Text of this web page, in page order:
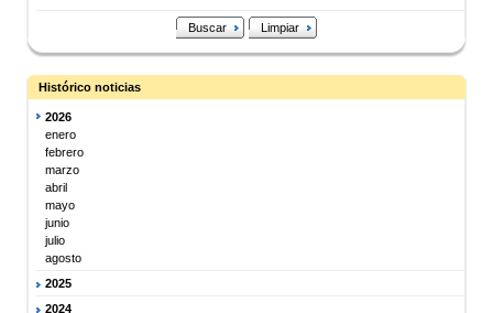
Buscar Limpiar
Histórico noticias
2026
enero
febrero
marzo
abril
mayo
junio
julio
agosto
2025
2024